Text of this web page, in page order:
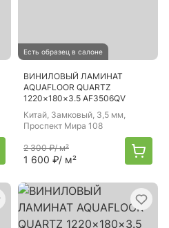
Есть образец в салоне
ВИНИЛОВЫЙ ЛАМИНАТ
AQUAFLOOR QUARTZ
1220×180×3.5 AF3506QV
Китай, Замковый, 3,5 мм,
Проспект Мира 108
2 300 ₽/ м²
1 600 ₽/ м²